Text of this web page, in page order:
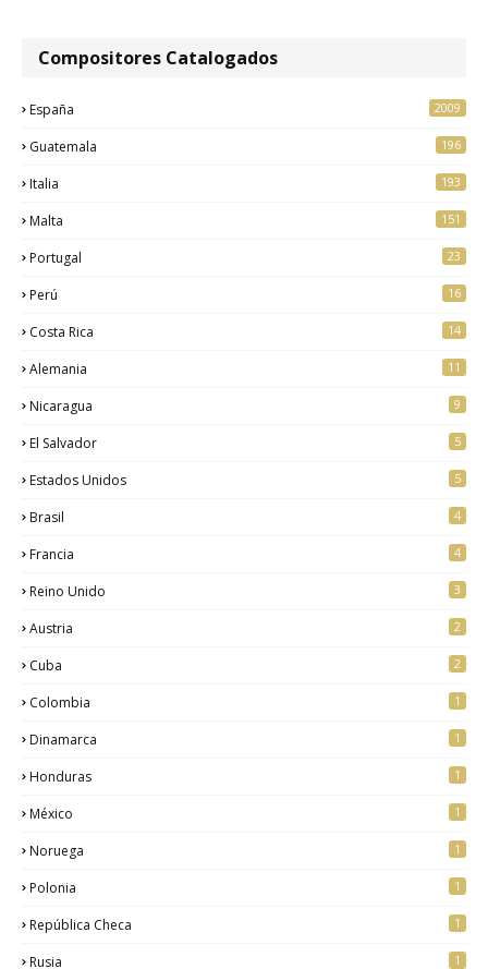
Compositores Catalogados
España 2009
Guatemala 196
Italia 193
Malta 151
Portugal 23
Perú 16
Costa Rica 14
Alemania 11
Nicaragua 9
El Salvador 5
Estados Unidos 5
Brasil 4
Francia 4
Reino Unido 3
Austria 2
Cuba 2
Colombia 1
Dinamarca 1
Honduras 1
México 1
Noruega 1
Polonia 1
República Checa 1
Rusia 1